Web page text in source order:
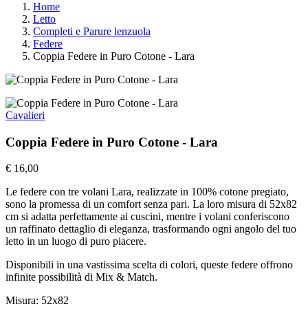
Home
Letto
Completi e Parure lenzuola
Federe
Coppia Federe in Puro Cotone - Lara
Cavalieri
Coppia Federe in Puro Cotone - Lara
€ 16,00
Le federe con tre volani Lara, realizzate in 100% cotone pregiato,
sono la promessa di un comfort senza pari. La loro misura di 52x82
cm si adatta perfettamente ai cuscini, mentre i volani conferiscono
un raffinato dettaglio di eleganza, trasformando ogni angolo del tuo
letto in un luogo di puro piacere.
Disponibili in una vastissima scelta di colori, queste federe offrono
infinite possibilità di Mix & Match.
Misura: 52x82